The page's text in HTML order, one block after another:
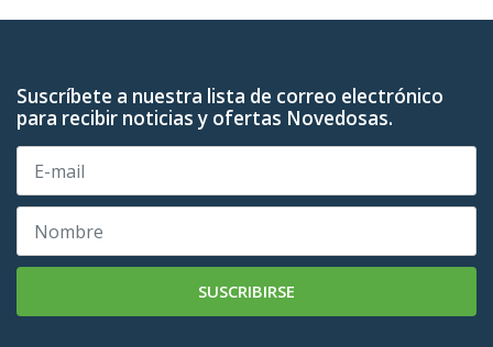
Suscríbete a nuestra lista de correo electrónico
para recibir noticias y ofertas Novedosas.
SUSCRIBIRSE